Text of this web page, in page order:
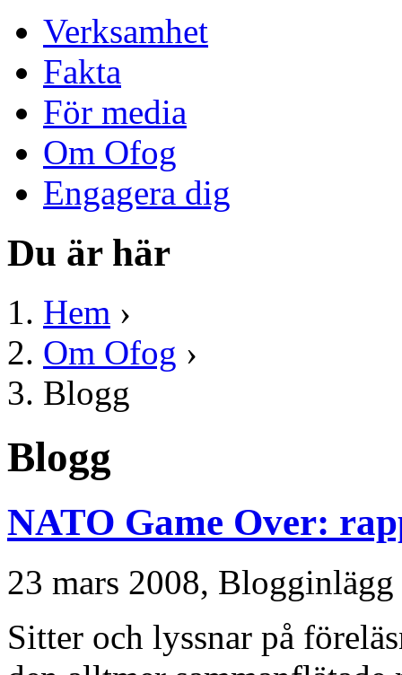
Verksamhet
Fakta
För media
Om Ofog
Engagera dig
Du är här
Hem ›
Om Ofog ›
Blogg
Blogg
NATO Game Over:
23 mars 2008, Blogginlägg
Sitter och lyssnar på